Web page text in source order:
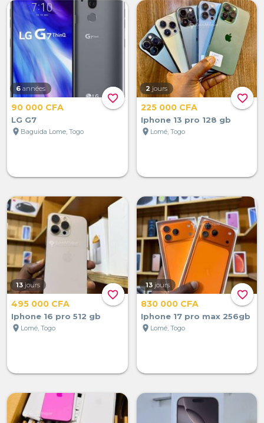
favorite_border
6 années
90 000 CFA
LG G7
location_on Baguida Lome, Togo
favorite_border
2 jours
225 000 CFA
Iphone 13 pro 128 gb
location_on Lomé, Togo
favorite_border
13 jours
495 000 CFA
Iphone 16 pro 512 gb
location_on Lomé, Togo
favorite_border
13 jours
830 000 CFA
Iphone 17 pro max 256gb
location_on Lomé, Togo